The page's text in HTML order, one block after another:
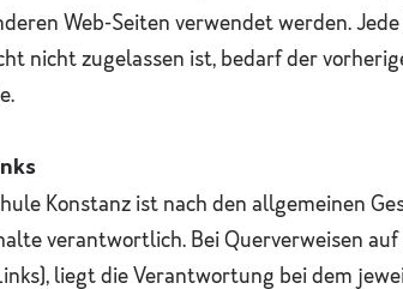
Web-Seiten verwendet werden.
nicht zugelassen ist, bedarf der
Konstanz ist nach den allgemeinen
verantwortlich. Bei Querverweisen
liegt die Verantwortung bei dem